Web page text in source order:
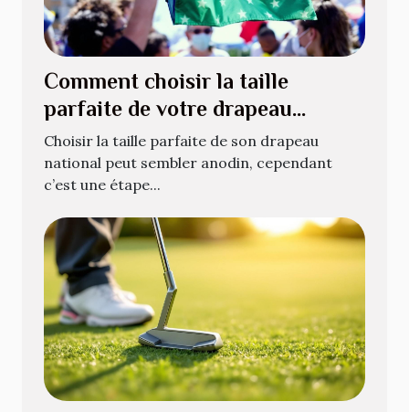
Comment choisir la taille
parfaite de votre drapeau
national ?
Choisir la taille parfaite de son drapeau
national peut sembler anodin, cependant
c’est une étape...